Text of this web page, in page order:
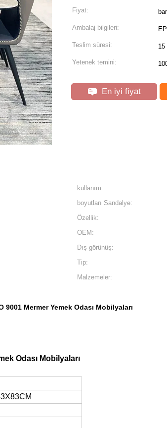
Fiyat:
Ambalaj bilgileri:
Teslim süresi: 15
Yetenek temini:
En iyi fiyat
kullanım:
boyutları Sandalye:
Özellik:
OEM:
Dış görünüş:
Tip:
Malzemeler:
9001 Mermer Yemek Odası Mobilyaları
Odası Mobilyaları